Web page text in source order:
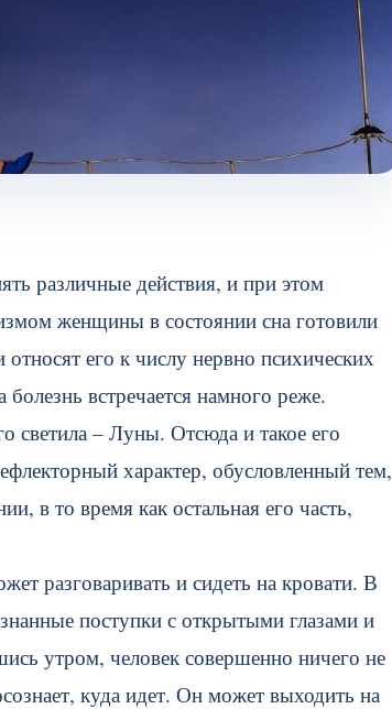
различные действия, и при этом
женщины в состоянии сна готовили
его к числу нервно психических
встречается намного реже.
светила – Луны. Отсюда и такое его
характер, обусловленный тем,
в то время как остальная его часть,
разговаривать и сидеть на кровати. В
поступки с открытыми глазами и
утром, человек совершенно ничего не
куда идет. Он может выходить на